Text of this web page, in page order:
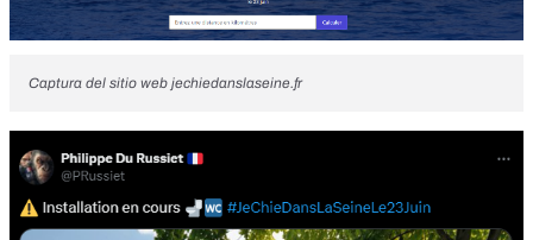
Captura del sitio web jechiedanslaseine.fr